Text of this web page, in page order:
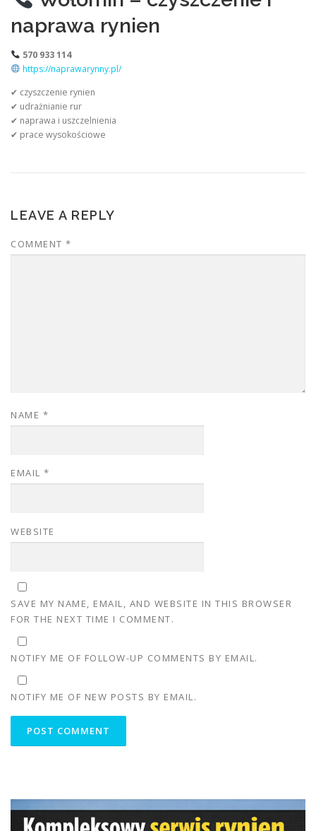
naprawa rynien
570 933 114
https://naprawarynny.pl/
✔ czyszczenie rynien
✔ udrażnianie rur
✔ naprawa i uszczelnienia
✔ prace wysokościowe
LEAVE A REPLY
COMMENT *
NAME *
EMAIL *
WEBSITE
SAVE MY NAME, EMAIL, AND WEBSITE IN THIS BROWSER
FOR THE NEXT TIME I COMMENT.
NOTIFY ME OF FOLLOW-UP COMMENTS BY EMAIL.
NOTIFY ME OF NEW POSTS BY EMAIL.